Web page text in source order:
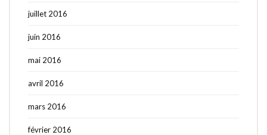
juillet 2016
juin 2016
mai 2016
avril 2016
mars 2016
février 2016